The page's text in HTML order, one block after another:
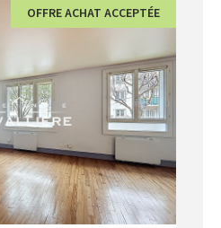
OFFRE ACHAT ACCEPTÉE